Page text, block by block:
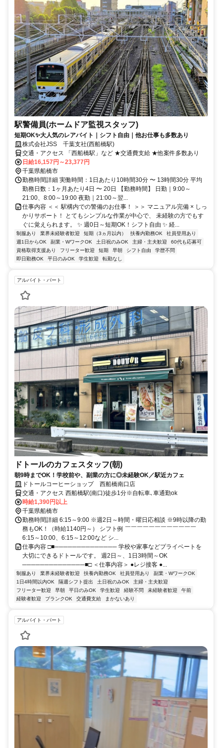
駅警備員(ホームドア監視スタッフ)
短期OK✨大人気のレアバイト｜シフト自由｜他お仕事も多数あり
株式会社JSS 千葉支社(西船橋駅)
交通・アクセス 「西船橋駅」など ★交通費支給 ★他案件多数あり
日給16,157円～23,377円
千葉県船橋市
勤務時間詳細 実働時間：1日あたり10時間30分 〜 13時間30分 平均
勤務日数：1ヶ月あたり4日 〜 20日 【勤務時間】 日勤｜9:00～
21:00、8:00～19:00 夜勤｜21:00～翌...
仕事内容 ＜＜ 駅構内での警備のお仕事！ ＞＞ マニュアル完備 × しっ
かりサポート！ とてもシンプルな作業が中心で、 未経験の方でもす
ぐに覚えられます。 ✨ 週0日～短期OK！シフト自由 ✨ 経...
制服あり 業界未経験者歓迎 短期（3ヵ月以内） 扶養内勤務OK
社員登用あり
週1日からOK
副業・WワークOK 土日祝のみOK 主婦・主夫歓迎
60代も応募可
資格取得支援あり
フリーター歓迎 短期 早朝 シフト自由
学歴不問
即日勤務OK
平日のみOK 学生歓迎 転勤なし
アルバイト・パート
ドトールのカフェスタッフ(朝)
朝9時までOK！学校前や、副業の方に◎未経験OK／駅近カフェ
ドトールコーヒーショップ 西船橋南口店
交通・アクセス 西船橋駅(南口)徒歩1分※自転車､車通勤ok
時給1,390円以上
千葉県船橋市
勤務時間詳細 6:15～9:00 ※週2日～時間・曜日応相談 ※9時以降の勤
務もOK！（時給1140円～） シフト例 ￣￣￣￣￣￣￣￣￣￣￣￣
6:15～10:00、6:15～12:00など シ...
仕事内容 □■────────────── 学校や家事などプライベートを
大切にできるドトールです。 週2日～、1日3時間～OK
──────────────■□ ＜仕事内容＞ ●レジ接客 ●...
制服あり 業界未経験者歓迎 扶養内勤務OK 社員登用あり
副業・WワークOK
1日4時間以内OK
隔週シフト提出 土日祝のみOK
主婦・主夫歓迎
フリーター歓迎
早朝 平日のみOK 学生歓迎 経験不問 未経験者歓迎
午前
経験者歓迎
ブランクOK 交通費支給 まかないあり
アルバイト・パート